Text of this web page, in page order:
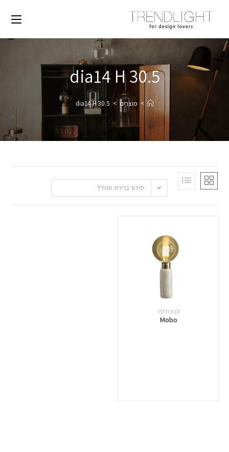
dia14 H 30.5
> מוצרים >
dia14 H 30.5
סידור ברירת מחדל
מנורת קיר
Mobo